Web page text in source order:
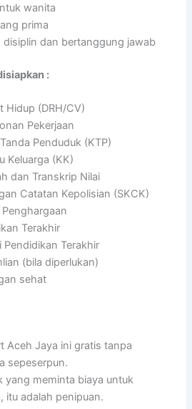
wanita
prima
disiplin dan bertanggung jawab
:
Hidup (DRH/CV)
Pekerjaan
Penduduk (KTP)
Keluarga (KK)
dan Transkrip Nilai
Catatan Kepolisian (SKCK)
Terakhir
Pendidikan Terakhir
(bila diperlukan)
sehat
Aceh Jaya ini gratis tanpa
sepeserpun.
yang meminta biaya untuk
itu adalah penipuan.